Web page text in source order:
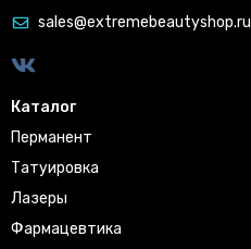
sales@extremebeautyshop.ru
Каталог
Перманент
Татуировка
Лазеры
Фармацевтика